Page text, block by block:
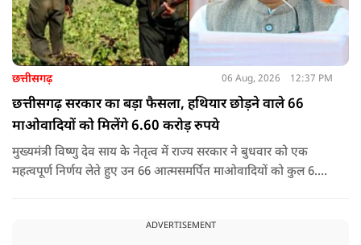
छत्तीसगढ़ 06 Aug, 2026 12:37 PM
छत्तीसगढ़ सरकार का बड़ा फैसला, हथियार छोड़ने वाले 66
माओवादियों को मिलेंगे 6.60 करोड़ रुपये
मुख्यमंत्री विष्णु देव साय के नेतृत्व में राज्य सरकार ने बुधवार को एक
महत्वपूर्ण निर्णय लेते हुए उन 66 आत्मसमर्पित माओवादियों को कुल 6.60
ADVERTISEMENT